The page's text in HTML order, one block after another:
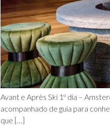
Avant e Après Ski 1º dia –
acompanhado de guia para
que […]